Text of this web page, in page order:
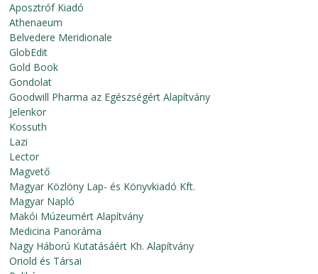
Aposztróf Kiadó
Athenaeum
Belvedere Meridionale
GlobEdit
Gold Book
Gondolat
Goodwill Pharma az Egészségért Alapítvány
Jelenkor
Kossuth
Lazi
Lector
Magvető
Magyar Közlöny Lap- és Könyvkiadó Kft.
Magyar Napló
Makói Múzeumért Alapítvány
Medicina Panoráma
Nagy Háború Kutatásáért Kh. Alapítvány
Oriold és Társai